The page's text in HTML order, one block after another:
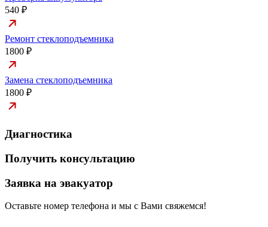
540 ₽
Ремонт стеклоподъемника
1800 ₽
Замена стеклоподъемника
1800 ₽
Диагностика
Получить консультацию
Заявка на эвакуатор
Оставьте номер телефона и мы с Вами свяжемся!